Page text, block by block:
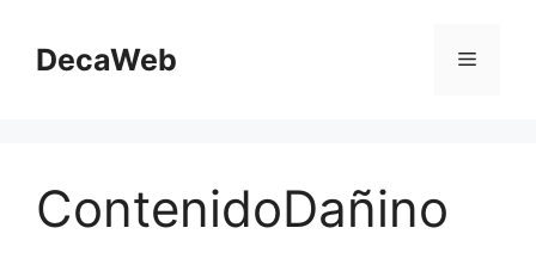
contenido
DecaWeb Menú
ContenidoDañino